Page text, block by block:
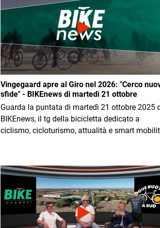
Vingegaard apre al Giro nel 2026: "Cerco
sfide" - BIKEnews di martedì 21 ottobre
Guarda la puntata di martedì 21 ottobre 2025
BIKEnews, il tg della bicicletta dedicato a
ciclismo, cicloturismo, attualità e smart
Immagine